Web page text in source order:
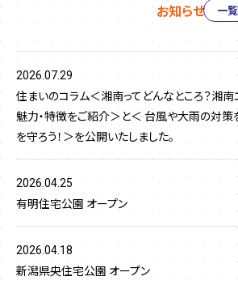
お知らせ
2026.07.29
住まいのコラム＜湘南ってどんなところ？湘
魅力・特徴をご紹介＞と＜ 台風や大雨の対
を守ろう！＞を公開いたしました。
2026.04.25
有明住宅公園 オープン
2026.04.18
新潟県央住宅公園 オープン
一